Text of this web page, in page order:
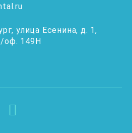
улица Есенина, д. 1,
оф. 149Н